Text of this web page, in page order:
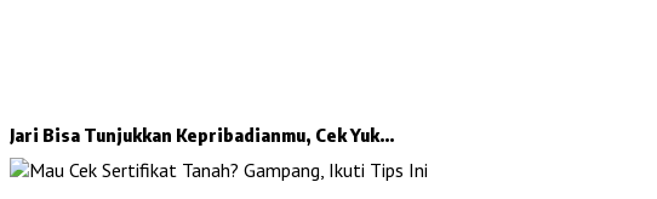
Jari Bisa Tunjukkan Kepribadianmu, Cek Yuk…